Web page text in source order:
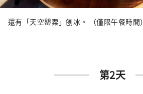
還有「天空罌粟」刨冰。 （僅限午餐時間）
第2天